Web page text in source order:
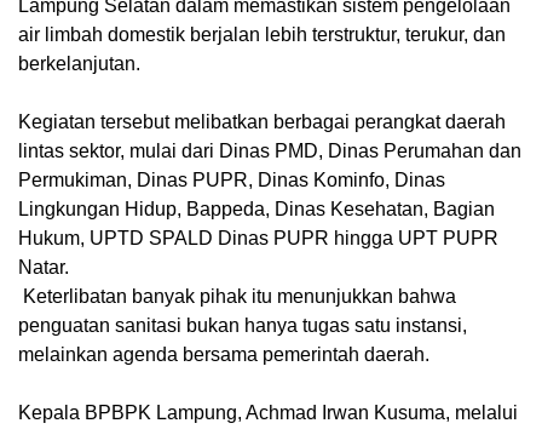
Lampung Selatan dalam memastikan sistem pengelolaan
air limbah domestik berjalan lebih terstruktur, terukur, dan
berkelanjutan.
Kegiatan tersebut melibatkan berbagai perangkat daerah
lintas sektor, mulai dari Dinas PMD, Dinas Perumahan dan
Permukiman, Dinas PUPR, Dinas Kominfo, Dinas
Lingkungan Hidup, Bappeda, Dinas Kesehatan, Bagian
Hukum, UPTD SPALD Dinas PUPR hingga UPT PUPR
Natar.
Keterlibatan banyak pihak itu menunjukkan bahwa
penguatan sanitasi bukan hanya tugas satu instansi,
melainkan agenda bersama pemerintah daerah.
Kepala BPBPK Lampung, Achmad Irwan Kusuma, melalui